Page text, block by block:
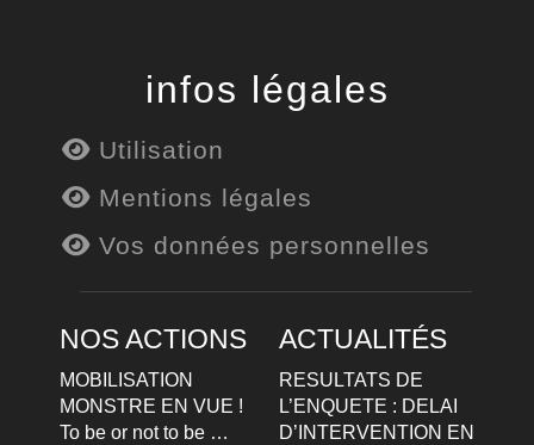
infos légales
Utilisation
Mentions légales
Vos données personnelles
NOS ACTIONS
MOBILISATION
MONSTRE EN VUE !
To be or not to be …
ACTUALITÉS
RESULTATS DE
L’ENQUETE : DELAI
D’INTERVENTION EN